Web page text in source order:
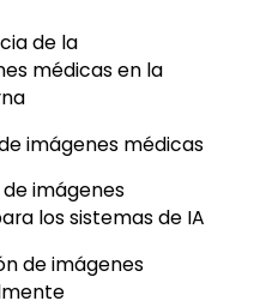
de la
médicas en la
imágenes médicas
imágenes
los sistemas de IA
de imágenes